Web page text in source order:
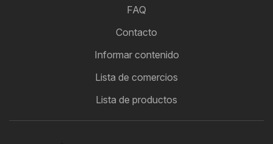
FAQ
Contacto
Informar contenido
Lista de comercios
Lista de productos